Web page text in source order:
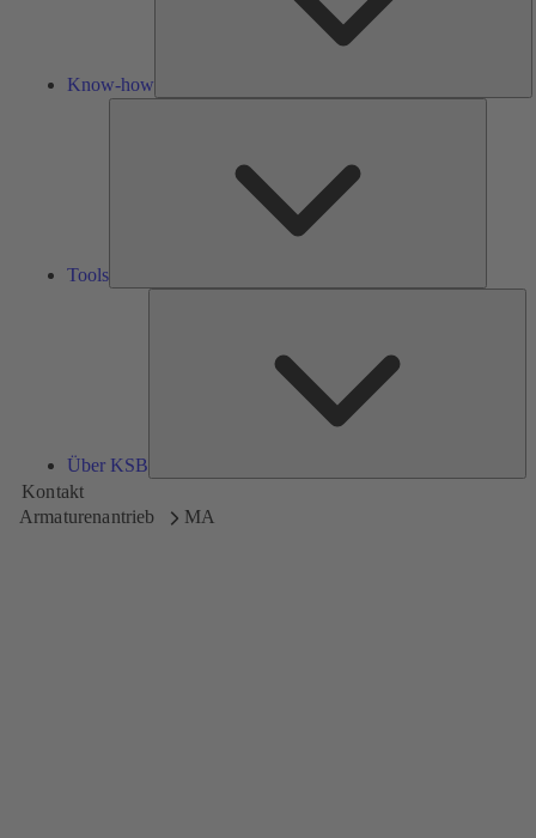
Know-how
Tools
Über KSB
Kontakt
Armaturenantrieb
MA